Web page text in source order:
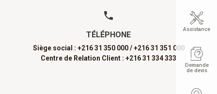
TÉLÉPHONE
Siège social : +216 31 350 000 / +216 31 351 000
Centre de Relation Client : +216 31 334 333
Assistance
Demande
de devis